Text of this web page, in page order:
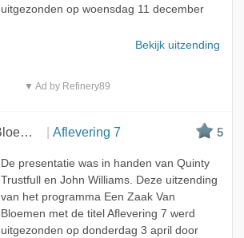
uitgezonden op woensdag 11 december
Bekijk uitzending
▼ Ad by Refinery89
Een Zaak Van Bloemen Aflevering 7 5
De presentatie was in handen van Quinty
Trustfull en John Williams. Deze uitzending
van het programma Een Zaak Van
Bloemen met de titel Aflevering 7 werd
uitgezonden op donderdag 3 april door